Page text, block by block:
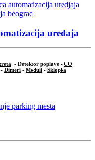
uređaja
- Detektor poplave - CO
- Dimeri - Moduli - Sklopka